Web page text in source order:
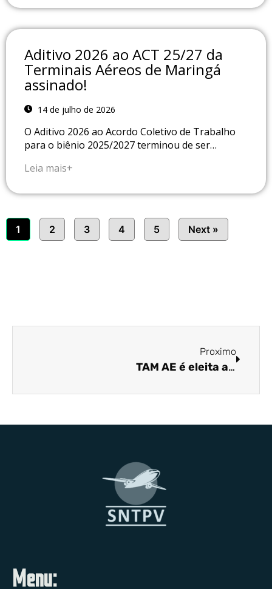
Aditivo 2026 ao ACT 25/27 da
Terminais Aéreos de Maringá
assinado!
14 de julho de 2026
O Aditivo 2026 ao Acordo Coletivo de Trabalho
para o biênio 2025/2027 terminou de ser…
Leia mais+
1 2 3 4 5 Next »
Proximo
TAM AE é eleita a representante número um do mundo em vendas de aviões Citation e King Air
Menu: